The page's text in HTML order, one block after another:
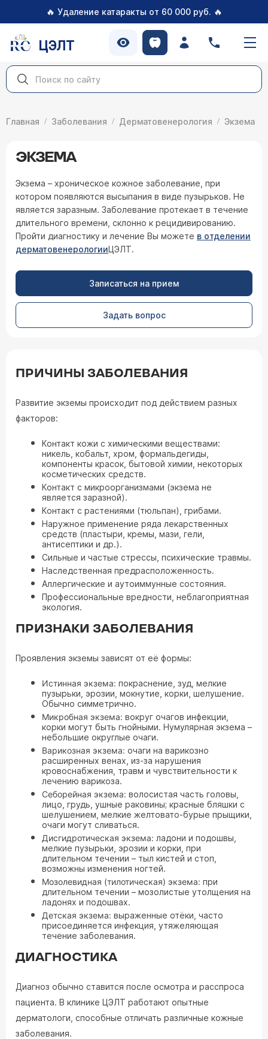
🔥 Удаление катаракты от 60 000 руб. 🔥
ЦЭЛТ
Главная Заболевания Дерматовенерология Экзема
ЭКЗЕМА
Экзема – хроническое кожное заболевание, при
котором появляются высыпания в виде пузырьков. Не
является заразным. Заболевание протекает в течение
длительного времени, склонно к рецидивированию.
Пройти диагностику и лечение Вы можете в отделении
дерматовенерологииЦЭЛТ.
Записаться на прием
Задать вопрос
ПРИЧИНЫ ЗАБОЛЕВАНИЯ
Развитие экземы происходит под действием разных
факторов:
Контакт кожи с химическими веществами:
никель, кобальт, хром, формальдегиды,
компоненты красок, бытовой химии, некоторых
косметических средств.
Контакт с микроорганизмами (экзема не
является заразной).
Контакт с растениями (тюльпан), грибами.
Наружное применение ряда лекарственных
средств (пластыри, кремы, мази, гели,
антисептики и др.).
Сильные и частые стрессы, психические травмы.
Наследственная предрасположенность.
Аллергические и аутоиммунные состояния.
Профессиональные вредности, неблагоприятная
экология.
ПРИЗНАКИ ЗАБОЛЕВАНИЯ
Проявления экземы зависят от её формы:
Истинная экзема: покраснение, зуд, мелкие
пузырьки, эрозии, мокнутие, корки, шелушение.
Обычно симметрично.
Микробная экзема: вокруг очагов инфекции,
корки могут быть гнойными. Нумулярная экзема –
небольшие округлые очаги.
Варикозная экзема: очаги на варикозно
расширенных венах, из-за нарушения
кровоснабжения, травм и чувствительности к
лечению варикоза.
Себорейная экзема: волосистая часть головы,
лицо, грудь, ушные раковины; красные бляшки с
шелушением, мелкие желтовато-бурые прыщики,
очаги могут сливаться.
Дисгидротическая экзема: ладони и подошвы,
мелкие пузырьки, эрозии и корки, при
длительном течении – тыл кистей и стоп,
возможны изменения ногтей.
Мозолевидная (тилотическая) экзема: при
длительном течении – мозолистые утолщения на
ладонях и подошвах.
Детская экзема: выраженные отёки, часто
присоединяется инфекция, утяжеляющая
течение заболевания.
ДИАГНОСТИКА
Диагноз обычно ставится после осмотра и расспроса
пациента. В клинике ЦЭЛТ работают опытные
дерматологи, способные отличать различные кожные
заболевания.